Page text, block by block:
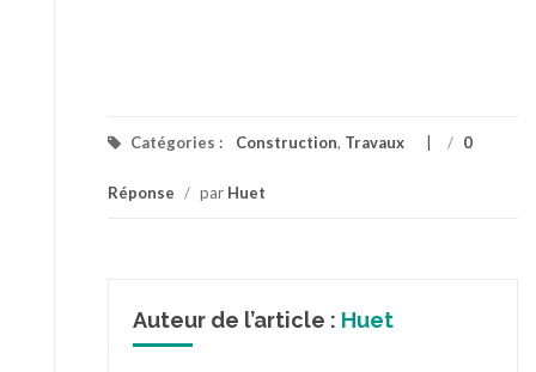
Catégories : Construction, Travaux / 0
Réponse / par Huet
Auteur de l’article : Huet